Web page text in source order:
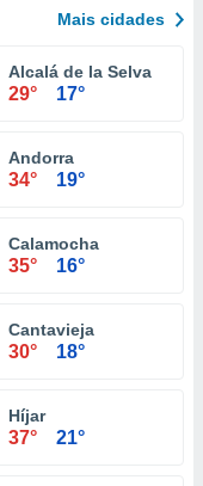
Mais cidades
Alcalá de la Selva
29° 17°
Andorra
34° 19°
Calamocha
35° 16°
Cantavieja
30° 18°
Híjar
37° 21°